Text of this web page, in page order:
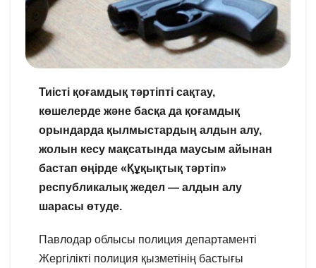
Тиісті қоғамдық тәртіпті сақтау,
көшелерде және басқа да қоғамдық
орындарда қылмыстардың алдын алу,
жолын кесу мақсатында маусым айынан
бастап өңірде «Құқықтық тәртіп»
республикалық жедел — алдын алу
шарасы өтуде.
Павлодар облысы полиция департаменті
Жергілікті полиция қызметінің бастығы